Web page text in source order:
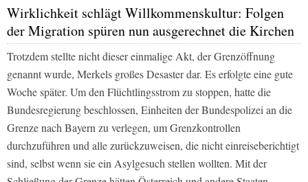
Wirklichkeit schlägt Willkommenskultur: Folgen
der Migration spüren nun ausgerechnet die Kirchen
Trotzdem stellte nicht dieser einmalige Akt, der Grenzöffnung
genannt wurde, Merkels großes Desaster dar. Es erfolgte eine gute
Woche später. Um den Flüchtlingsstrom zu stoppen, hatte die
Bundesregierung beschlossen, Einheiten der Bundespolizei an die
Grenze nach Bayern zu verlegen, um Grenzkontrollen
durchzuführen und alle zurückzuweisen, die nicht einreiseberichtigt
sind, selbst wenn sie ein Asylgesuch stellen wollten. Mit der